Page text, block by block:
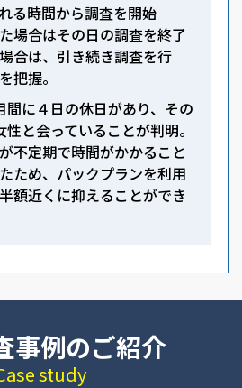
る時間から調査を開始
場合はその日の調査を終了
合は、引き続き調査を行
把握。
に４日の休日があり、その
と会っていることが判明。
不定期で時間がかかること
ため、パックプランを利用
額近くに抑えることができ
事例のご紹介
study